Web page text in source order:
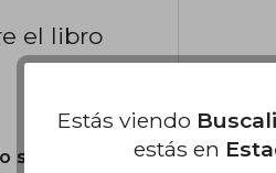
el libro
son Originales.
Estás viendo
estás en